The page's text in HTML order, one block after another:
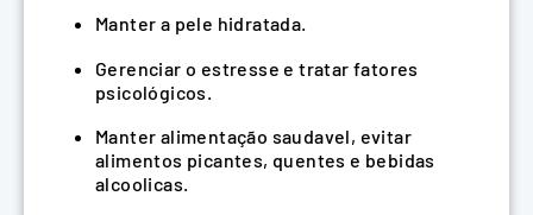
Manter a pele hidratada.
Gerenciar o estresse e tratar fatores
psicológicos.
Manter alimentação saudavel, evitar
alimentos picantes, quentes e bebidas
alcoolicas.